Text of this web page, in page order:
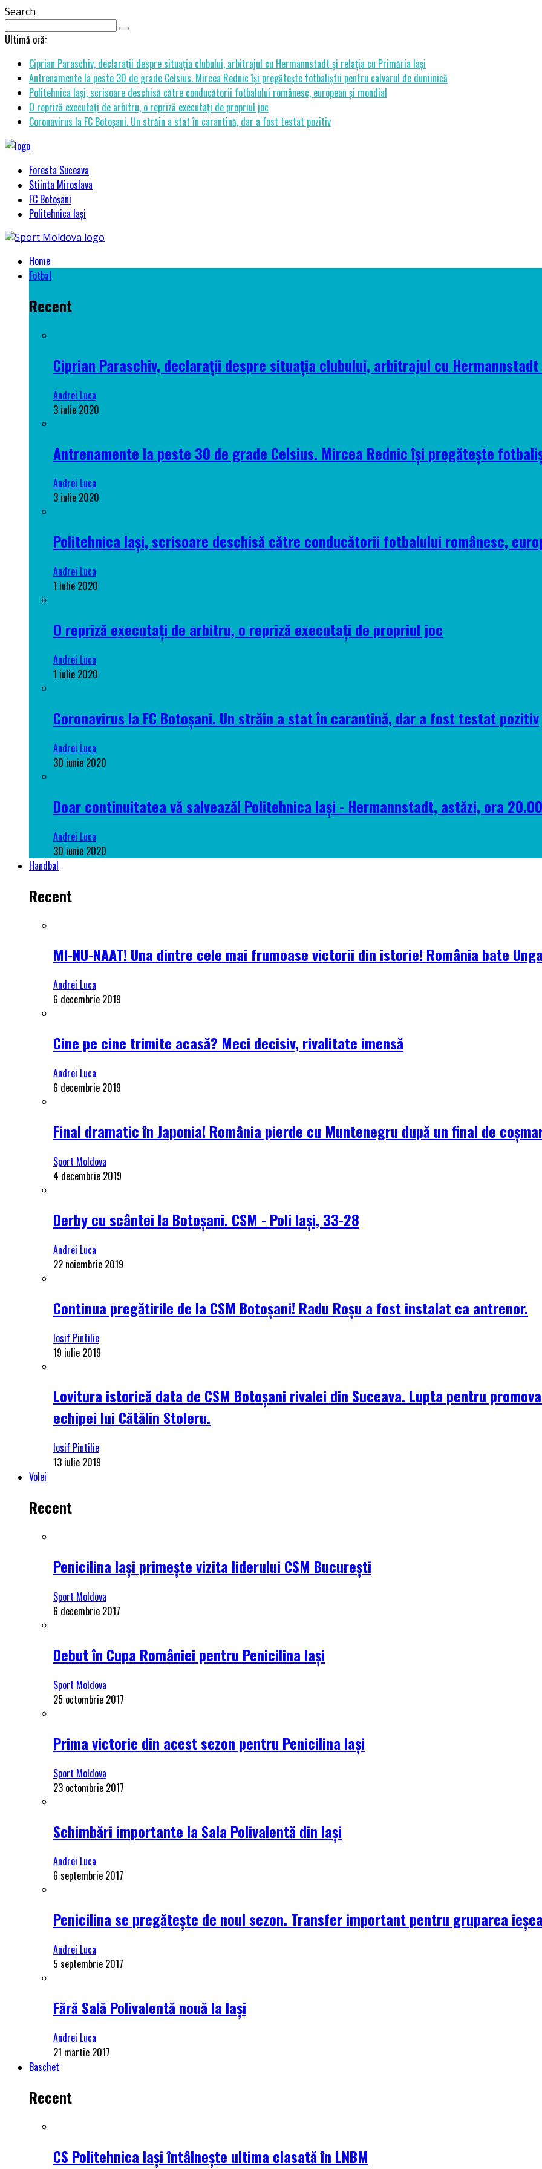
Search
Ultimă oră:
Ciprian Paraschiv, declarații despre situația clubului, arbitrajul cu Hermannstadt și relația cu Primăria Iași
Antrenamente la peste 30 de grade Celsius. Mircea Rednic își pregătește fotbaliștii pentru calvarul de duminică
Politehnica Iași, scrisoare deschisă către conducătorii fotbalului românesc, european și mondial
O repriză executați de arbitru, o repriză executați de propriul joc
Coronavirus la FC Botoșani. Un străin a stat în carantină, dar a fost testat pozitiv
Foresta Suceava
Stiinta Miroslava
FC Botoșani
Politehnica Iași
Home
Fotbal
Recent
Ciprian Paraschiv, declarații despre situația clubului, arbitrajul cu
Andrei Luca
3 iulie 2020
Antrenamente la peste 30 de grade Celsius. Mircea Rednic își pregătește
Andrei Luca
3 iulie 2020
Politehnica Iași, scrisoare deschisă către conducătorii fotbalului românesc,
Andrei Luca
1 iulie 2020
O repriză executați de arbitru, o repriză executați de propriul joc
Andrei Luca
1 iulie 2020
Coronavirus la FC Botoșani. Un străin a stat în carantină, dar a fost testat pozitiv
Andrei Luca
30 iunie 2020
Doar continuitatea vă salvează! Politehnica Iași - Hermannstadt, astăzi, ora 20.00
Andrei Luca
30 iunie 2020
Handbal
Recent
MI-NU-NAAT! Una dintre cele mai frumoase victorii din istorie! România bate
Andrei Luca
6 decembrie 2019
Cine pe cine trimite acasă? Meci decisiv, rivalitate imensă
Andrei Luca
6 decembrie 2019
Final dramatic în Japonia! România pierde cu Muntenegru după un final de
Sport Moldova
4 decembrie 2019
Derby cu scântei la Botoșani. CSM - Poli Iași, 33-28
Andrei Luca
22 noiembrie 2019
Continua pregătirile de la CSM Botoșani! Radu Roșu a fost instalat ca antrenor.
Iosif Pintilie
19 iulie 2019
Lovitura istorică data de CSM Botoșani rivalei din Suceava. Lupta pentru
echipei lui Cătălin Stoleru.
Iosif Pintilie
13 iulie 2019
Volei
Recent
Penicilina Iași primește vizita liderului CSM București
Sport Moldova
6 decembrie 2017
Debut în Cupa României pentru Penicilina Iași
Sport Moldova
25 octombrie 2017
Prima victorie din acest sezon pentru Penicilina Iași
Sport Moldova
23 octombrie 2017
Schimbări importante la Sala Polivalentă din Iași
Andrei Luca
6 septembrie 2017
Penicilina se pregătește de noul sezon. Transfer important pentru gruparea
Andrei Luca
5 septembrie 2017
Fără Sală Polivalentă nouă la Iași
Andrei Luca
21 martie 2017
Baschet
Recent
CS Politehnica Iași întâlnește ultima clasată în LNBM